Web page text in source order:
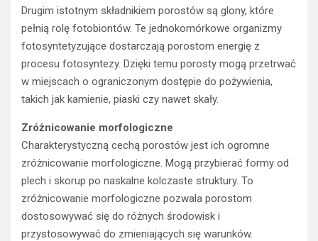
Drugim istotnym składnikiem porostów są glony, które
pełnią rolę fotobiontów. Te jednokomórkowe organizmy
fotosyntetyzujące dostarczają porostom energię z
procesu fotosyntezy. Dzięki temu porosty mogą przetrwać
w miejscach o ograniczonym dostępie do pożywienia,
takich jak kamienie, piaski czy nawet skały.
Zróżnicowanie morfologiczne
Charakterystyczną cechą porostów jest ich ogromne
zróżnicowanie morfologiczne. Mogą przybierać formy od
plech i skorup po naskalne kolczaste struktury. To
zróżnicowanie morfologiczne pozwala porostom
dostosowywać się do różnych środowisk i
przystosowywać do zmieniających się warunków.